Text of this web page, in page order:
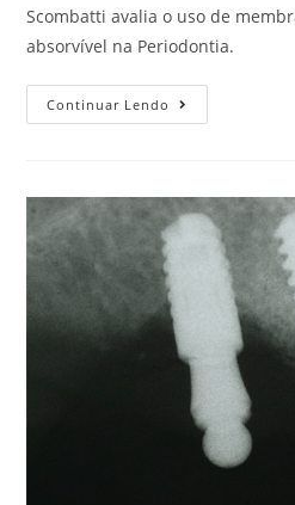
Scombatti avalia o uso de
absorvível na Periodontia.
Continuar Lendo